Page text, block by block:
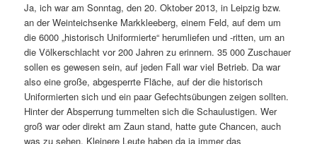
Ja, ich war am Sonntag, den 20. Oktober 2013, in Leipzig bzw.
an der Weinteichsenke Markkleeberg, einem Feld, auf dem um
die 6000 „histo­risch Uniformierte“ herum­liefen und -ritten, um an
die Völkerschlacht vor 200 Jahren zu erin­nern. 35 000 Zuschauer
sollen es gewesen sein, auf jeden Fall war viel Betrieb. Da war
also eine große, abge­sperrte Fläche, auf der die histo­risch
Uniformierten sich und ein paar Gefechtsübungen zeigen sollten.
Hinter der Absperrung tummelten sich die Schaulustigen. Wer
groß war oder direkt am Zaun stand, hatte gute Chancen, auch
was zu sehen. Kleinere Leute haben da ja immer das